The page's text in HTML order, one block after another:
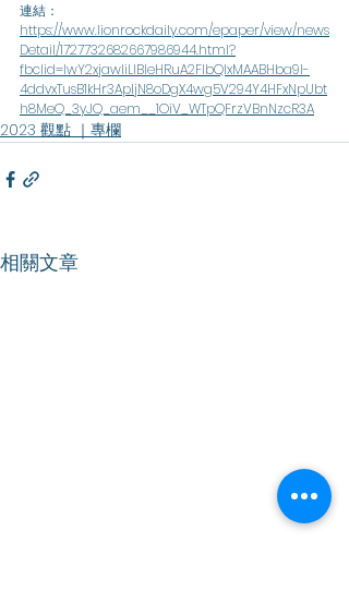
連結：
https://www.lionrockdaily.com/epaper/view/news
Detail/1727732682667986944.html?
fbclid=IwY2xjawIiLlBleHRuA2FlbQIxMAABHba9I-
4ddvxTusB1kHr3ApljN8oDgX4wg5V294Y4HFxNpUbt
h8MeQ_3yJQ_aem__1OiV_WTpQFrzVBnNzcR3A
2023 觀點 ｜專欄
相關文章